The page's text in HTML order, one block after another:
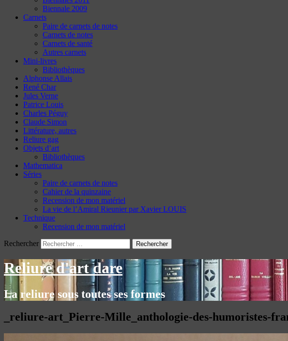
Biennale 2009
Carnets
Paire de carnets de notes
Carnets de notes
Carnets de santé
Autres carnets
Mini-livres
Bibliothèques
Alphonse Allais
René Char
Jules Verne
Patrice Louis
Charles Péguy
Claude Simon
Littérature, autres
Reliure gag
Objets d’art
Bibliothèques
Mathematica
Séries
Paire de carnets de notes
Cahier de la quinzaine
Recension de mon matériel
La vie de l’Amiral Rieunier par Xavier LOUIS
Technique
Recension de mon matériel
Rechercher
Reliure d'art dare
La reliure sous toutes ses formes
_reliure-art_Pierre-Mille_anthologie-des-humoristes-